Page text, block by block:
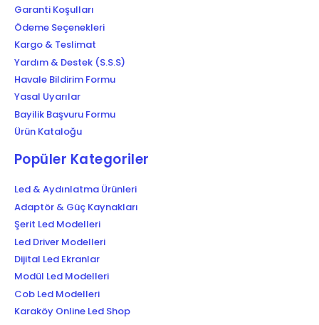
Garanti Koşulları
Ödeme Seçenekleri
Kargo & Teslimat
Yardım & Destek (S.S.S)
Havale Bildirim Formu
Yasal Uyarılar
Bayilik Başvuru Formu
Ürün Kataloğu
Popüler Kategoriler
Led & Aydınlatma Ürünleri
Adaptör & Güç Kaynakları
Şerit Led Modelleri
Led Driver Modelleri
Dijital Led Ekranlar
Modül Led Modelleri
Cob Led Modelleri
Karaköy Online Led Shop